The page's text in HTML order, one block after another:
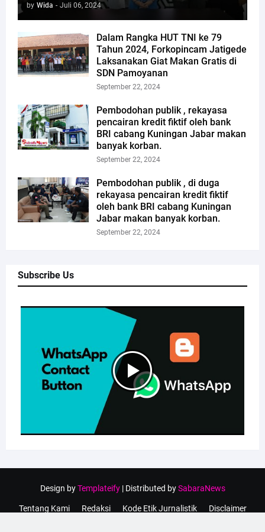
by Wida - Juli 06, 2024
Dalam Rangka HUT TNI ke 79
Tahun 2024, Forkopincam Jatigede
Laksanakan Giat Makan Gratis di
SDN Pamoyanan
September 22, 2024
Pembodohan publik , rekayasa
pencairan kredit fiktif oleh bank
BRI cabang Kuningan Jabar makan
banyak korban.
September 22, 2024
Pembodohan publik , di duga
rekayasa pencairan kredit fiktif
oleh bank BRI cabang Kuningan
Jabar makan banyak korban.
September 22, 2024
Subscribe Us
Design byTemplateify| Distributed bySabaraNews
Tentang Kami Redaksi Kode Etik Jurnalistik
Disclaimer